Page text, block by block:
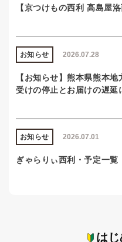
【京つけもの西利 高島屋
2026.07.28
お知らせ
【お知らせ】熊本県熊本
受けの停止とお届けの遅延
2026.07.01
お知らせ
ぎゃらりぃ西利・予定一覧
は